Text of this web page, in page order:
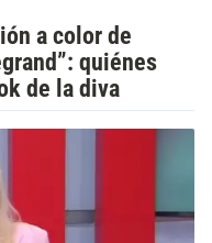
a color de
quiénes
de la diva